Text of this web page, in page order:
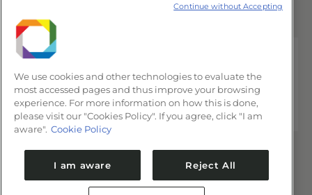
We use cookies and other technologies to evaluate the
most accessed pages and thus improve your browsing
experience. For more information on how this is done,
please visit our "Cookies Policy". If you agree, click "I am
aware". Cookie Policy
I am aware Reject All
Continue without Accepting